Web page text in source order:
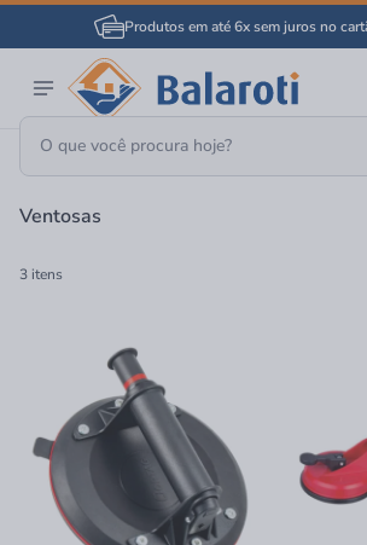
Produtos em até 6x sem juros no
Página Inicial Ferramentas
Ventosas
3 itens